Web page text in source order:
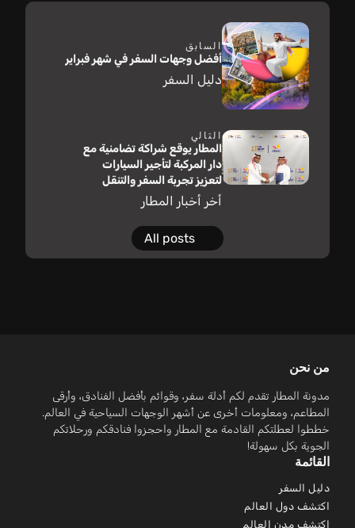
السابق
أفضل وجهات السفر في شهر فبراير
دليل السفر
التالي
المطار يوقع شراكة تضامنية مع
دار المركبة لتأجير السيارات
لتعزيز تجربة السفر والتنقل
أخر أخبار المطار
All posts
من نحن
مدونة المطار تقدم لكم أدلة سفر، وقوائم بأفضل الفنادق، وأرقى
المطاعم، ومعلومات أخرى عن أشهر الوجهات السياحية في العالم.
خططوا لعطلتكم القادمة مع المطار واحجزوا فنادقكم ورحلاتكم
الجوية بكل سهولة!
القائمة
دليل السفر
اكتشف دول العالم
اكتشف مدن العالم